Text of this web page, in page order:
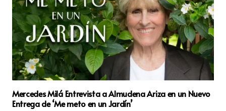
Mercedes Milá Entrevista a Almudena Ariza en un Nuevo
Entrega de ‘Me meto en un Jardín’